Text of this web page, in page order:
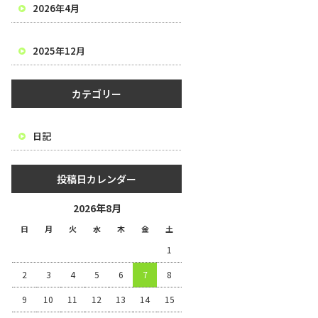
2026年4月
2025年12月
カテゴリー
日記
投稿日カレンダー
2026年8月
日 月 火 水 木 金 土
1
2 3 4 5 6 7 8
9 10 11 12 13 14 15